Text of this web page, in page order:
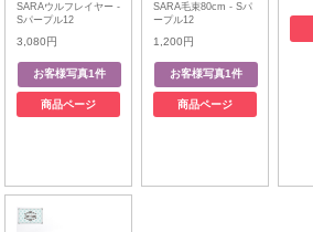
SARAウルフレイヤー -
Sパープル12
3,080円
商品ページ
SARA毛束80cm - Sパ
ープル12
1,200円
商品ページ